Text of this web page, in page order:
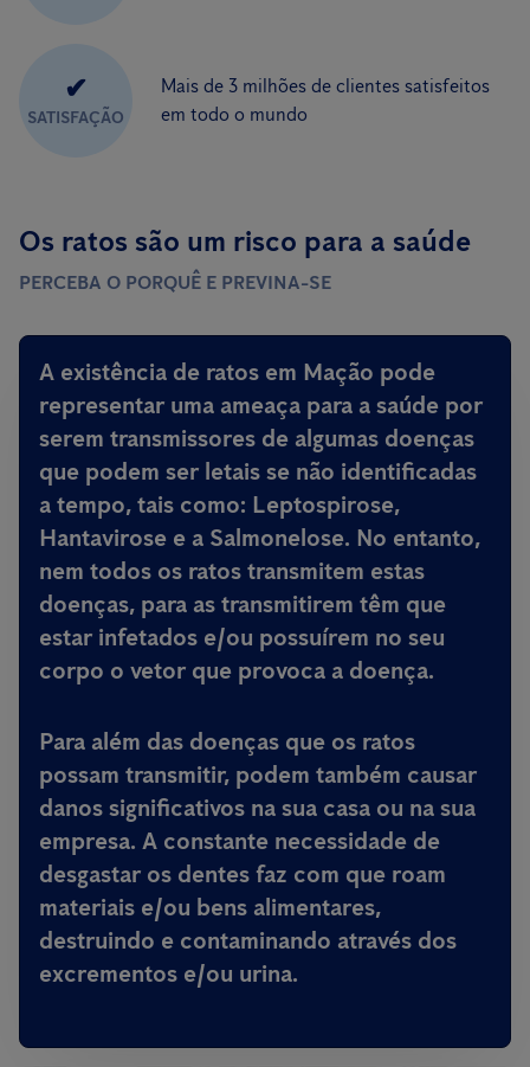
✔
SATISFAÇÃO
Mais de 3 milhões de clientes satisfeitos
em todo o mundo
Os ratos são um risco para a saúde
PERCEBA O PORQUÊ E PREVINA-SE
A existência de ratos em Mação pode
representar uma ameaça para a saúde por
serem transmissores de algumas doenças
que podem ser letais se não identificadas
a tempo, tais como: Leptospirose,
Hantavirose e a Salmonelose. No entanto,
nem todos os ratos transmitem estas
doenças, para as transmitirem têm que
estar infetados e/ou possuírem no seu
corpo o vetor que provoca a doença.
Para além das doenças que os ratos
possam transmitir, podem também causar
danos significativos na sua casa ou na sua
empresa. A constante necessidade de
desgastar os dentes faz com que roam
materiais e/ou bens alimentares,
destruindo e contaminando através dos
excrementos e/ou urina.